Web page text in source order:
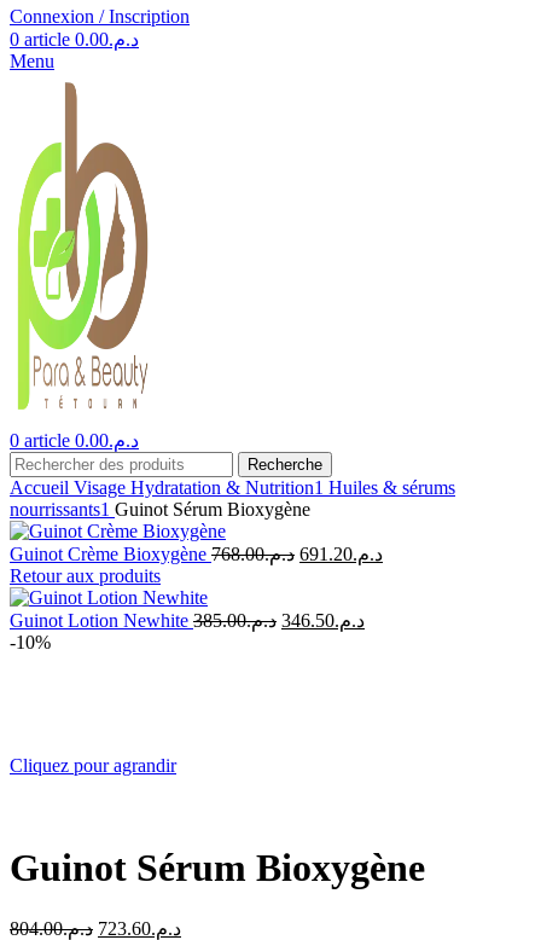
Connexion / Inscription
0 article د.م.0.00
Menu
0 article د.م.0.00
Recherche
Accueil Visage Hydratation & Nutrition1 Huiles & sérums
nourrissants1 Guinot Sérum Bioxygène
Guinot Crème Bioxygène د.م.768.00
Le
était :
د.م.691.20
Le
Retour aux produits
Guinot Lotion Newhite د.م.385.00
Le
د.م.346.50
Le
-10%
Cliquez pour agrandir
Guinot Sérum Bioxygène
د.م.804.00
Le
د.م.723.60
Le